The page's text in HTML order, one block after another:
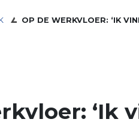
OP DE WERKVLOER: ‘IK
‘Ik